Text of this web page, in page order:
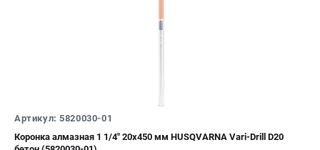
Артикул: 5820030-01
Коронка алмазная 1 1/4" 20х450 мм HUSQVARNA Vari-Drill D20